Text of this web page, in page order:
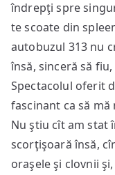
îndrepţi spre
te scoate din
autobuzul 313 nu
însă, sinceră să
Spectacolul oferit
fascinant ca să mă
Nu ştiu cît am stat
scorţişoară însă,
oraşele şi clovnii